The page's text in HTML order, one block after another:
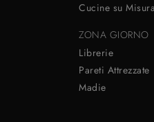
Cucine su Misura
ZONA GIORNO
Librerie
Pareti Attrezzate
Madie